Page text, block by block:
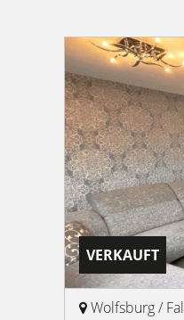
VERKAUFT
Wolfsburg /